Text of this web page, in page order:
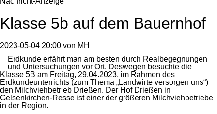
Klasse 5b auf dem Bauernhof
2023-05-04 20:00 von MH
Erdkunde erfährt man am besten durch Realbegegnungen
und Untersuchungen vor Ort. Deswegen besuchte die
Klasse 5B am Freitag, 29.04.2023, im Rahmen des
Erdkundeunterrichts (zum Thema „Landwirte versorgen uns“)
den Milchviehbetrieb Drießen. Der Hof Drießen in
Gelsenkirchen-Resse ist einer der größeren Milchviehbetriebe
in der Region.